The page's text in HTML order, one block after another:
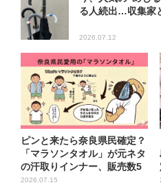
る人続出…収集家
2026.07.12
ピンと来たら奈良県民確定？
「マラソンタオル」が元ネタ
の汗取りインナー、販売数5
万...
2026.07.15